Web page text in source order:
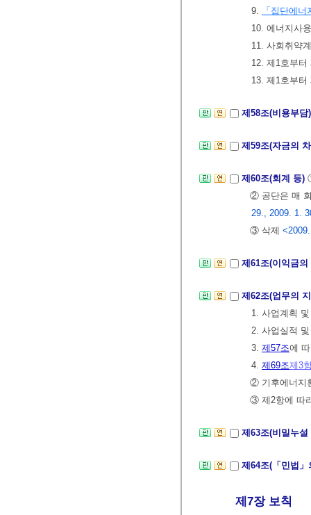
9.
「집단에
10. 에너지사
11. 사회취약
12. 제1호부터
13. 제1호부
제58조(비용부
제59조(자금의
제60조(회계 등)
② 공단은 매
29., 2009. 1.
③ 삭제
제61조(이익금
제62조(업무의
1. 사업계획
2. 사업실적
3. 제57조에
4. 제69조제3
② 기후에너지
③ 제2항에 따
제63조(비밀누
제64조(「민법
제7장 보칙